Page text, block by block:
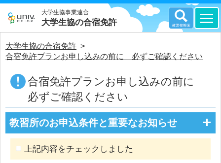
大学生協事業連合
大学生協の合宿免許
大学生協の合宿免許 >
合宿免許プランお申し込みの前に 必ずご確認ください
合宿免許プランお申し込みの前に
必ずご確認ください
教習所のお申込条件と重要なお知らせ
上記内容をチェックしました